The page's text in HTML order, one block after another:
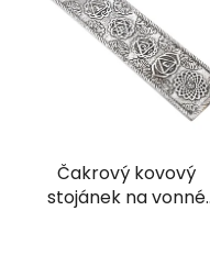
Čakrový kovový
stojánek na vonné